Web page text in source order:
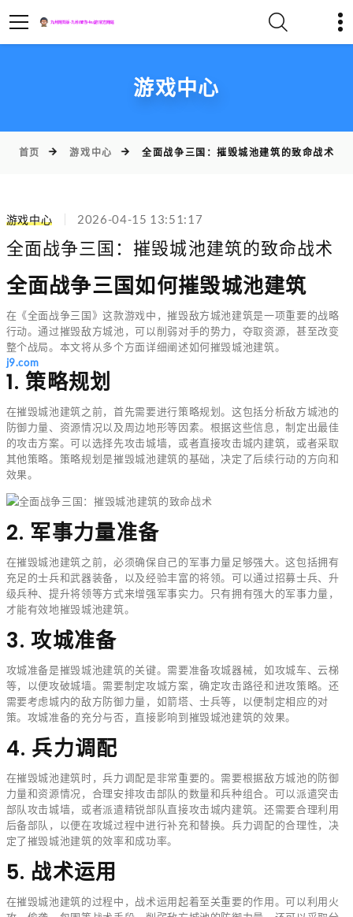
游戏中心
首页 游戏中心 全面战争三国：摧毁城池建筑的致命战术
游戏中心 2026-04-15 13:51:17
全面战争三国：摧毁城池建筑的致命战术
全面战争三国如何摧毁城池建筑
在《全面战争三国》这款游戏中，摧毁敌方城池建筑是一项重要的战略
行动。通过摧毁敌方城池，可以削弱对手的势力，夺取资源，甚至改变
整个战局。本文将从多个方面详细阐述如何摧毁城池建筑。
j9.com
1. 策略规划
在摧毁城池建筑之前，首先需要进行策略规划。这包括分析敌方城池的
防御力量、资源情况以及周边地形等因素。根据这些信息，制定出最佳
的攻击方案。可以选择先攻击城墙，或者直接攻击城内建筑，或者采取
其他策略。策略规划是摧毁城池建筑的基础，决定了后续行动的方向和
效果。
2. 军事力量准备
在摧毁城池建筑之前，必须确保自己的军事力量足够强大。这包括拥有
充足的士兵和武器装备，以及经验丰富的将领。可以通过招募士兵、升
级兵种、提升将领等方式来增强军事实力。只有拥有强大的军事力量，
才能有效地摧毁城池建筑。
3. 攻城准备
攻城准备是摧毁城池建筑的关键。需要准备攻城器械，如攻城车、云梯
等，以便攻破城墙。需要制定攻城方案，确定攻击路径和进攻策略。还
需要考虑城内的敌方防御力量，如箭塔、士兵等，以便制定相应的对
策。攻城准备的充分与否，直接影响到摧毁城池建筑的效果。
4. 兵力调配
在摧毁城池建筑时，兵力调配是非常重要的。需要根据敌方城池的防御
力量和资源情况，合理安排攻击部队的数量和兵种组合。可以派遣突击
部队攻击城墙，或者派遣精锐部队直接攻击城内建筑。还需要合理利用
后备部队，以便在攻城过程中进行补充和替换。兵力调配的合理性，决
定了摧毁城池建筑的效率和成功率。
5. 战术运用
在摧毁城池建筑的过程中，战术运用起着至关重要的作用。可以利用火